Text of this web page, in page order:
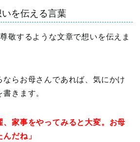
を伝える言葉
敬するような文章で想いを伝えま
ならお母さんであれば、気にかけ
きます。
、家事をやってみると大変。お母
だね」